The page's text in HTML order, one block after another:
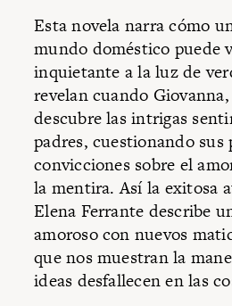
Esta novela narra cómo
mundo doméstico puede
inquietante a la luz de
revelan cuando
descubre las intrigas
padres, cuestionando sus
convicciones sobre el
la mentira. Así la exitosa
Elena Ferrante describe
amoroso con nuevos
que nos muestran la
ideas desfallecen en las